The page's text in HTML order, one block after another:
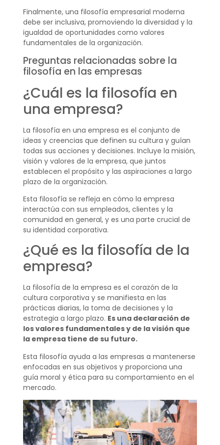
Finalmente, una filosofía empresarial moderna
debe ser inclusiva, promoviendo la diversidad y la
igualdad de oportunidades como valores
fundamentales de la organización.
Preguntas relacionadas sobre la
filosofía en las empresas
¿Cuál es la filosofía en
una empresa?
La filosofía en una empresa es el conjunto de
ideas y creencias que definen su cultura y guían
todas sus acciones y decisiones. Incluye la misión,
visión y valores de la empresa, que juntos
establecen el propósito y las aspiraciones a largo
plazo de la organización.
Esta filosofía se refleja en cómo la empresa
interactúa con sus empleados, clientes y la
comunidad en general, y es una parte crucial de
su identidad corporativa.
¿Qué es la filosofía de la
empresa?
La filosofía de la empresa es el corazón de la
cultura corporativa y se manifiesta en las
prácticas diarias, la toma de decisiones y la
estrategia a largo plazo. Es una declaración de
los valores fundamentales y de la visión que
la empresa tiene de su futuro.
Esta filosofía ayuda a las empresas a mantenerse
enfocadas en sus objetivos y proporciona una
guía moral y ética para su comportamiento en el
mercado.